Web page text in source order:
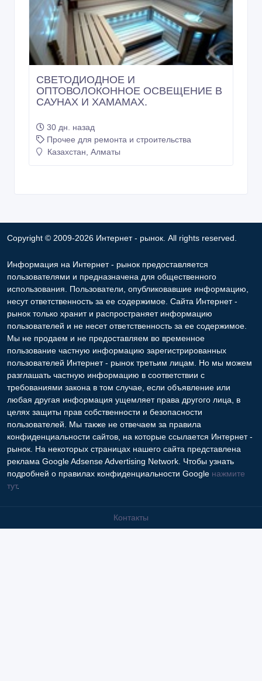
СВЕТОДИОДНОЕ И
ОПТОВОЛОКОННОЕ ОСВЕЩЕНИЕ В
САУНАХ И ХАМАМАХ.
30 дн. назад
Прочее для ремонта и строительства
Казахстан, Алматы
Copyright © 2009-2026 Интернет - рынок. All rights reserved.
Информация на Интернет - рынок предоставляется
пользователями и предназначена для общественного
использования. Пользователи, опубликовавшие информацию,
несут ответственность за ее содержимое. Сайта Интернет -
рынок только хранит и распространяет информацию
пользователей и не несет ответственность за ее содержимое.
Мы не продаем и не предоставляем во временное
пользование частную информацию зарегистрированных
пользователей Интернет - рынок третьим лицам. Но мы можем
разглашать частную информацию в соответствии с
требованиями закона в том случае, если объявление или
любая другая информация ущемляет права другого лица, в
целях защиты прав собственности и безопасности
пользователей. Мы также не отвечаем за правила
конфиденциальности сайтов, на которые ссылается Интернет -
рынок. На некоторых страницах нашего сайта представлена
реклама Google Adsense Advertising Network. Чтобы узнать
подробней о правилах конфиденциальности Google нажмите
тут.
Контакты